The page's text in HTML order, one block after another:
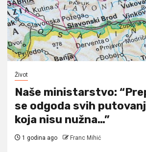
Život
Naše ministarstvo:
se odgoda svih
koja nisu nužna…”
1 godina ago Franc Mihić